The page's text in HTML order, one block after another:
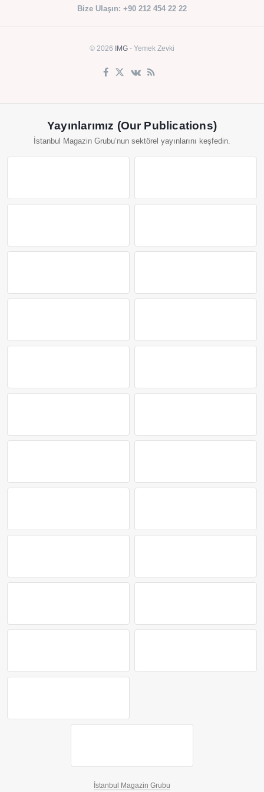
Bize Ulaşın: +90 212 454 22 22
© 2026 IMG - Yemek Zevki
Yayınlarımız (Our Publications)
İstanbul Magazin Grubu’nun sektörel yayınlarını keşfedin.
İstanbul Magazin Grubu